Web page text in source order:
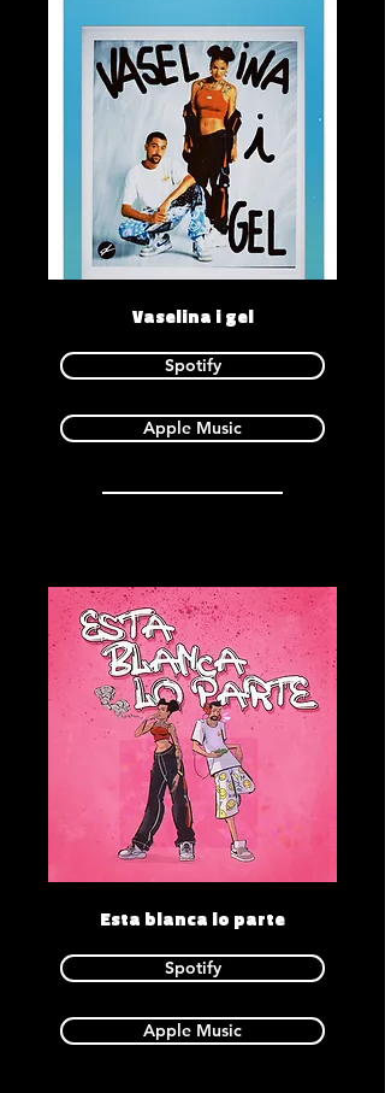
Vaselina i gel
Spotify
Apple Music
Esta blanca lo parte
Spotify
Apple Music